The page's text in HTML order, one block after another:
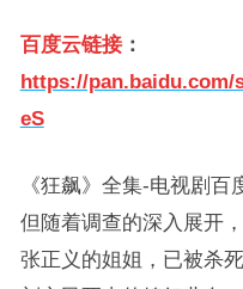
百度云链接：
https://pan.baidu.com/
eS
《狂飙》全集-电视剧
但随着调查的深入展开
张正义的姐姐，已被杀